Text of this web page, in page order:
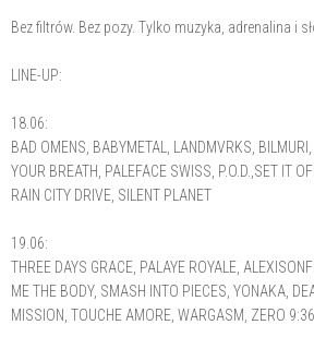
Bez filtrów. Bez pozy. Tylko muzyka, adrenalina i
LINE-UP:
18.06:
BAD OMENS, BABYMETAL, LANDMVRKS,
YOUR BREATH, PALEFACE SWISS, P.O.D.,SET IT
RAIN CITY DRIVE, SILENT PLANET
19.06:
THREE DAYS GRACE, PALAYE ROYALE,
ME THE BODY, SMASH INTO PIECES, YONAKA,
MISSION, TOUCHE AMORE, WARGASM, ZERO 9:36